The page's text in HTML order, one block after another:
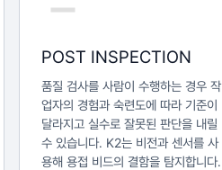
POST INSPECTION
품질 검사를 사람이 수행하는 경우 작
업자의 경험과 숙련도에 따라 기준이
달라지고 실수로 잘못된 판단을 내릴
수 있습니다. K2는 비전과 센서를 사
용해 용접 비드의 결함을 탐지합니다.